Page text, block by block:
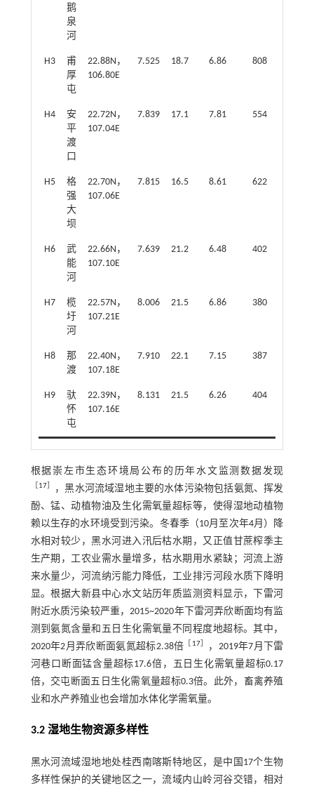
鹅
泉
河
H3
甫
厚
屯
22.88N，
106.80E
7.525 18.7 6.86 808
H4
安
平
渡
口
22.72N，
107.04E
7.839 17.1 7.81 554
H5
格
强
大
坝
22.70N，
107.06E
7.815 16.5 8.61 622
H6
武
能
河
22.66N，
107.10E
7.639 21.2 6.48 402
H7
榄
圩
河
22.57N，
107.21E
8.006 21.5 6.86 380
H8
那
渡
22.40N，
107.18E
7.910 22.1 7.15 387
H9
驮
怀
屯
22.39N，
107.16E
8.131 21.5 6.26 404
根据崇左市生态环境局公布的历年水文监测数据发现
17］
，黑水河流域湿地主要的水体污染物包括氨氮、挥发
酚、锰、动植物油及生化需氧量超标等，使得湿地动植物
赖以生存的水环境受到污染。冬春季（10月至次年4月）降
水相对较少，黑水河进入汛后枯水期，又正值甘蔗榨季主
生产期，工农业需水量增多，枯水期用水紧缺；河流上游
来水量少，河流纳污能力降低，工业排污河段水质下降明
显。根据大新县中心水文站历年质监测资料显示，下雷河
附近水质污染较严重，2015~2020年下雷河弄欣断面均有监
测到氨氮含量和五日生化需氧量不同程度地超标。其中，
2020年2月弄欣断面氨氮超标2.38倍
17］
，2019年7月下雷
河巷口断面锰含量超标17.6倍，五日生化需氧量超标0.17
倍，交屯断面五日生化需氧量超标0.3倍。此外，畜禽养殖
业和水产养殖业也会增加水体化学需氧量。
3.2 湿地生物资源多样性
黑水河流域湿地地处桂西南喀斯特地区，是中国17个生物
多样性保护的关键地区之一，流域内山岭河谷交错，相对